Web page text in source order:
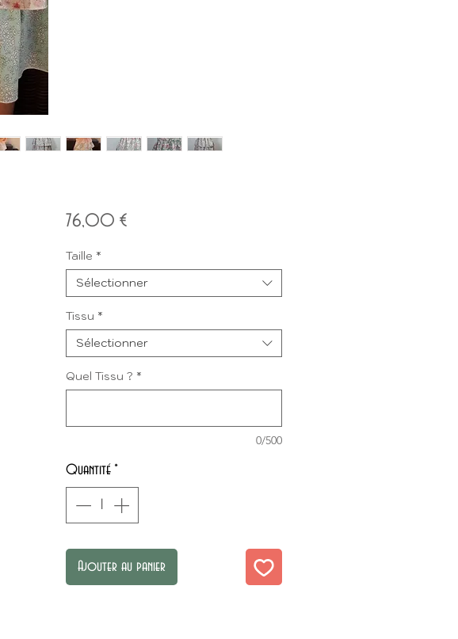
76,00 €Prix
Taille *
Sélectionner
Tissu *
Sélectionner
Quel Tissu ? *
0/500
Quantité *
Ajouter au panier